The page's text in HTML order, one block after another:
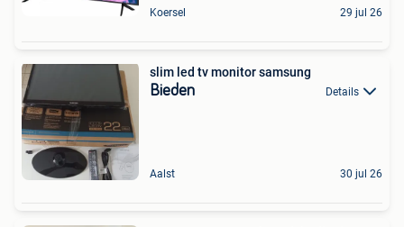
Koersel 29 jul 26
slim led tv monitor samsung
Bieden Details
Aalst 30 jul 26